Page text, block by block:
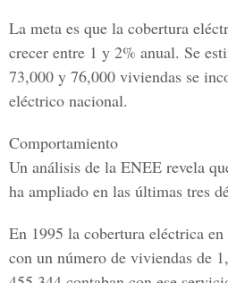
La meta es que la cobertura
crecer entre 1 y 2% anual. Se
73,000 y 76,000 viviendas se
eléctrico nacional.
Comportamiento
Un análisis de la ENEE revela
ha ampliado en las últimas tres
En 1995 la cobertura eléctrica
con un número de viviendas de